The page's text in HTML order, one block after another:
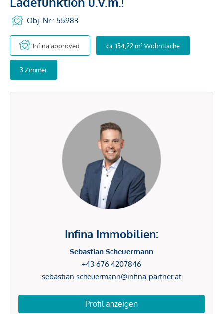
Obj. Nr.: 55983
Infina approved ca. 134,22 m² Wohnfläche
3 Zimmer
Infina Immobilien:
Sebastian Scheuermann
+43 676 4207846
sebastian.scheuermann@infina-partner.at
Profil anzeigen